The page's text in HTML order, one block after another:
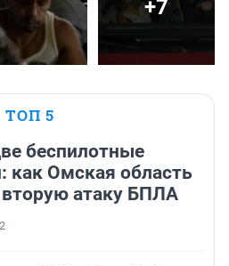
+7
ТОП 5
беспилотные
как Омская область
атаку БПЛА